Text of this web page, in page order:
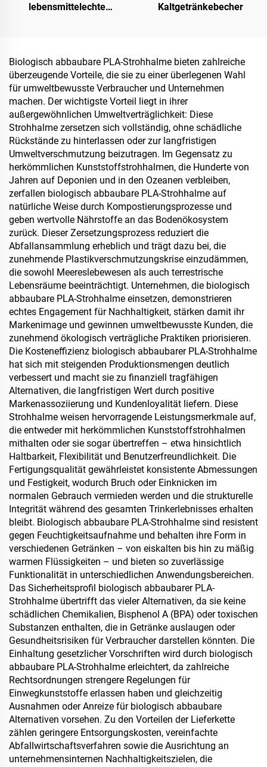
lebensmittelechte
Kaltgetränkebecher
Biologisch abbaubare PLA-Strohhalme bieten zahlreiche
überzeugende Vorteile, die sie zu einer überlegenen Wahl
für umweltbewusste Verbraucher und Unternehmen
machen. Der wichtigste Vorteil liegt in ihrer
außergewöhnlichen Umweltverträglichkeit: Diese
Strohhalme zersetzen sich vollständig, ohne schädliche
Rückstände zu hinterlassen oder zur langfristigen
Umweltverschmutzung beizutragen. Im Gegensatz zu
herkömmlichen Kunststoffstrohhalmen, die Hunderte von
Jahren auf Deponien und in den Ozeanen verbleiben,
zerfallen biologisch abbaubare PLA-Strohhalme auf
natürliche Weise durch Kompostierungsprozesse und
geben wertvolle Nährstoffe an das Bodenökosystem
zurück. Dieser Zersetzungsprozess reduziert die
Abfallansammlung erheblich und trägt dazu bei, die
zunehmende Plastikverschmutzungskrise einzudämmen,
die sowohl Meereslebewesen als auch terrestrische
Lebensräume beeinträchtigt. Unternehmen, die biologisch
abbaubare PLA-Strohhalme einsetzen, demonstrieren
echtes Engagement für Nachhaltigkeit, stärken damit ihr
Markenimage und gewinnen umweltbewusste Kunden, die
zunehmend ökologisch verträgliche Praktiken priorisieren.
Die Kosteneffizienz biologisch abbaubarer PLA-Strohhalme
hat sich mit steigenden Produktionsmengen deutlich
verbessert und macht sie zu finanziell tragfähigen
Alternativen, die langfristigen Wert durch positive
Markenassoziierung und Kundenloyalität liefern. Diese
Strohhalme weisen hervorragende Leistungsmerkmale auf,
die entweder mit herkömmlichen Kunststoffstrohhalmen
mithalten oder sie sogar übertreffen – etwa hinsichtlich
Haltbarkeit, Flexibilität und Benutzerfreundlichkeit. Die
Fertigungsqualität gewährleistet konsistente Abmessungen
und Festigkeit, wodurch Bruch oder Einknicken im
normalen Gebrauch vermieden werden und die strukturelle
Integrität während des gesamten Trinkerlebnisses erhalten
bleibt. Biologisch abbaubare PLA-Strohhalme sind resistent
gegen Feuchtigkeitsaufnahme und behalten ihre Form in
verschiedenen Getränken – von eiskalten bis hin zu mäßig
warmen Flüssigkeiten – und bieten so zuverlässige
Funktionalität in unterschiedlichen Anwendungsbereichen.
Das Sicherheitsprofil biologisch abbaubarer PLA-
Strohhalme übertrifft das vieler Alternativen, da sie keine
schädlichen Chemikalien, Bisphenol A (BPA) oder toxischen
Substanzen enthalten, die in Getränke auslaugen oder
Gesundheitsrisiken für Verbraucher darstellen könnten. Die
Einhaltung gesetzlicher Vorschriften wird durch biologisch
abbaubare PLA-Strohhalme erleichtert, da zahlreiche
Rechtsordnungen strengere Regelungen für
Einwegkunststoffe erlassen haben und gleichzeitig
Ausnahmen oder Anreize für biologisch abbaubare
Alternativen vorsehen. Zu den Vorteilen der Lieferkette
zählen geringere Entsorgungskosten, vereinfachte
Abfallwirtschaftsverfahren sowie die Ausrichtung an
unternehmensinternen Nachhaltigkeitszielen, die